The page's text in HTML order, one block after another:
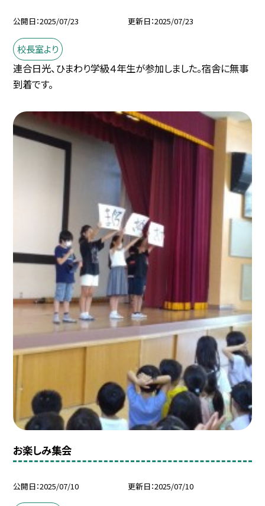
公開日 2025/07/23 更新日 2025/07/23
校長室より
連合日光、ひまわり学級４年生が参加しました。宿舎に無事
到着です。
お楽しみ集会
公開日 2025/07/10 更新日 2025/07/10